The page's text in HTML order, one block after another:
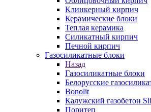
Клинкерный кирпич
Керамические блоки
Теплая керамика
Силикатный кирпич
Печной кирпич
Газосиликатные блоки
Назад
Газосиликатные блоки
Белорусские
Bonolit
Калужский газобетон
Поритеп